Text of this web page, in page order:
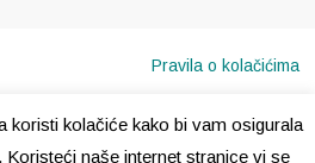
Pravila o kolačićima
koristi kolačiće kako bi vam osigurala
naše internet stranice vi se
prava pridržana · Hladna Istina